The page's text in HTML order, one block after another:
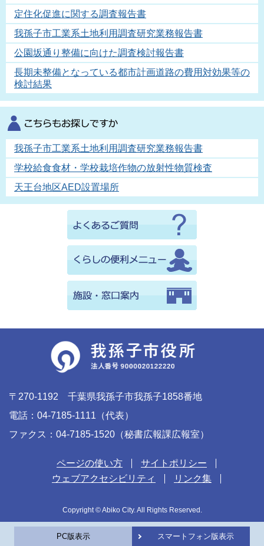
定住化促進に関する調査報告書
我孫子市工業系土地利用調査研究業務報告書
公園坂通り整備に向けた調査検討報告書
長期未整備となっている都市計画道路の費用対効果等の
検討結果
我孫子市工業系土地利用調査研究業務報告書
学校給食食材・学校栽培作物の放射性物質検査
天王台地区AED設置場所
〒270-1192 千葉県我孫子市我孫子1858番地
電話：04-7185-1111（代表）
ファクス：04-7185-1520（秘書広報課広報室）
ページの使い方
サイトポリシー
ウェブアクセシビリティ
リンク集
Copyright © Abiko City. All Rights Reserved.
PC版表示 スマートフォン版表示